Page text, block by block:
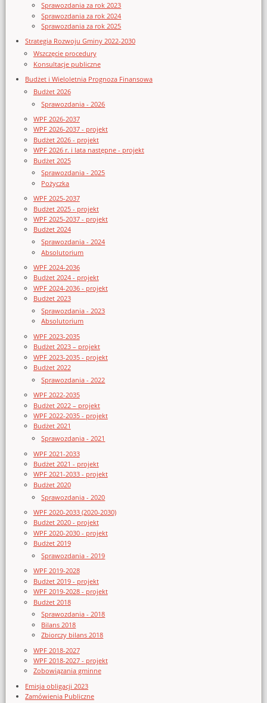
Sprawozdania za rok 2023
Sprawozdania za rok 2024
Sprawozdania za rok 2025
Strategia Rozwoju Gminy 2022-2030
Wszczęcie procedury
Konsultacje publiczne
Budżet i Wieloletnia Prognoza Finansowa
Budżet 2026
Sprawozdania - 2026
WPF 2026-2037
WPF 2026-2037 - projekt
Budżet 2026 - projekt
WPF 2026 r. i lata następne - projekt
Budżet 2025
Sprawozdania - 2025
Pożyczka
WPF 2025-2037
Budżet 2025 - projekt
WPF 2025-2037 - projekt
Budżet 2024
Sprawozdania - 2024
Absolutorium
WPF 2024-2036
Budżet 2024 - projekt
WPF 2024-2036 - projekt
Budżet 2023
Sprawozdania - 2023
Absolutorium
WPF 2023-2035
Budżet 2023 – projekt
WPF 2023-2035 - projekt
Budżet 2022
Sprawozdania - 2022
WPF 2022-2035
Budżet 2022 – projekt
WPF 2022-2035 - projekt
Budżet 2021
Sprawozdania - 2021
WPF 2021-2033
Budżet 2021 - projekt
WPF 2021-2033 - projekt
Budżet 2020
Sprawozdania - 2020
WPF 2020-2033 (2020-2030)
Budżet 2020 - projekt
WPF 2020-2030 - projekt
Budżet 2019
Sprawozdania - 2019
WPF 2019-2028
Budżet 2019 - projekt
WPF 2019-2028 - projekt
Budżet 2018
Sprawozdania - 2018
Bilans 2018
Zbiorczy bilans 2018
WPF 2018-2027
WPF 2018-2027 - projekt
Zobowiązania gminne
Emisja obligacji 2023
Zamówienia Publiczne